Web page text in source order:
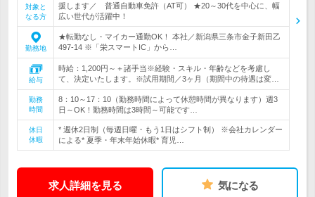
対象と
なる方
援します／ 普通自動車免許（AT可） ★20～30代を中心に、幅
広い世代が活躍中！
勤務地
★転勤なし・マイカー通勤OK！ 本社／新潟県三条市金子新田乙
497-14 ※「栄スマートIC」から…
給与
時給：1,200円～＋諸手当※経験・スキル・年齢などを考慮し
て、決定いたします。※試用期間／3ヶ月（期間中の待遇は変…
勤務
時間
8：10～17：10（勤務時間によって休憩時間が異なります）週3
日～OK！勤務時間は3時間～可能です…
休日
休暇
* 週休2日制（毎週日曜・もう1日はシフト制） ※会社カレンダー
による* 夏季・年末年始休暇* 育児…
求人詳細を見る 気になる